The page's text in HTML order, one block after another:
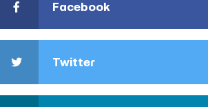
Facebook
Twitter